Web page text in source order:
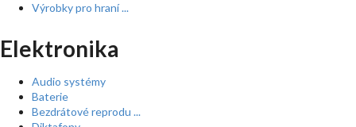
Výrobky pro hraní ...
Elektronika
Audio systémy
Baterie
Bezdrátové reprodu ...